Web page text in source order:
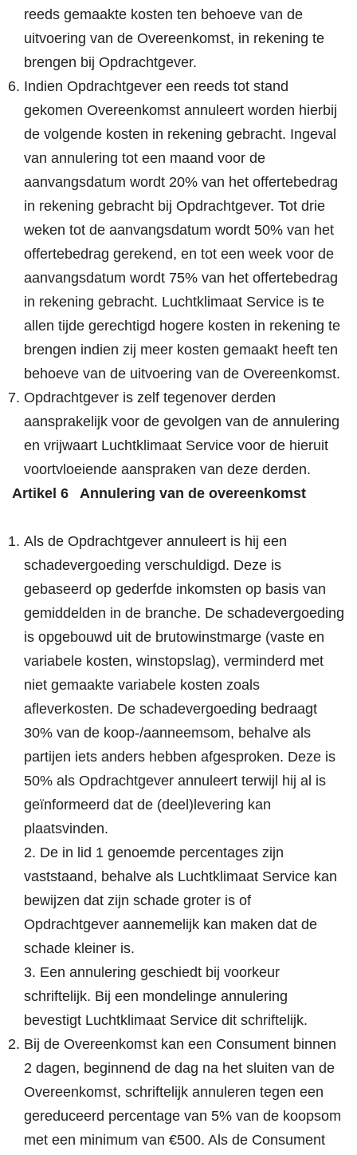
reeds gemaakte kosten ten behoeve van de
uitvoering van de Overeenkomst, in rekening te
brengen bij Opdrachtgever.
Indien Opdrachtgever een reeds tot stand
gekomen Overeenkomst annuleert worden hierbij
de volgende kosten in rekening gebracht. Ingeval
van annulering tot een maand voor de
aanvangsdatum wordt 20% van het offertebedrag
in rekening gebracht bij Opdrachtgever. Tot drie
weken tot de aanvangsdatum wordt 50% van het
offertebedrag gerekend, en tot een week voor de
aanvangsdatum wordt 75% van het offertebedrag
in rekening gebracht. Luchtklimaat Service is te
allen tijde gerechtigd hogere kosten in rekening te
brengen indien zij meer kosten gemaakt heeft ten
behoeve van de uitvoering van de Overeenkomst.
Opdrachtgever is zelf tegenover derden
aansprakelijk voor de gevolgen van de annulering
en vrijwaart Luchtklimaat Service voor de hieruit
voortvloeiende aanspraken van deze derden.
Artikel 6 Annulering van de overeenkomst
Als de Opdrachtgever annuleert is hij een
schadevergoeding verschuldigd. Deze is
gebaseerd op gederfde inkomsten op basis van
gemiddelden in de branche. De schadevergoeding
is opgebouwd uit de brutowinstmarge (vaste en
variabele kosten, winstopslag), verminderd met
niet gemaakte variabele kosten zoals
afleverkosten. De schadevergoeding bedraagt
30% van de koop-/aanneemsom, behalve als
partijen iets anders hebben afgesproken. Deze is
50% als Opdrachtgever annuleert terwijl hij al is
geïnformeerd dat de (deel)levering kan
plaatsvinden.
2. De in lid 1 genoemde percentages zijn
vaststaand, behalve als Luchtklimaat Service kan
bewijzen dat zijn schade groter is of
Opdrachtgever aannemelijk kan maken dat de
schade kleiner is.
3. Een annulering geschiedt bij voorkeur
schriftelijk. Bij een mondelinge annulering
bevestigt Luchtklimaat Service dit schriftelijk.
Bij de Overeenkomst kan een Consument binnen
2 dagen, beginnend de dag na het sluiten van de
Overeenkomst, schriftelijk annuleren tegen een
gereduceerd percentage van 5% van de koopsom
met een minimum van €500. Als de Consument